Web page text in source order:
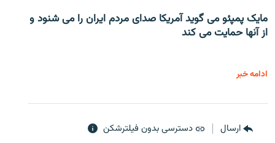
مایک پمپئو می گوید آمریکا صدای مردم ایران را می شنود و
از آنها حمایت می کند
ادامه خبر
ارسال دسترسی بدون فیلترشکن